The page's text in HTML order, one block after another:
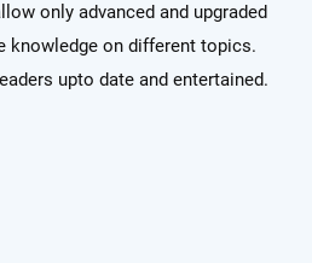
only advanced and upgraded
knowledge on different topics.
upto date and entertained.